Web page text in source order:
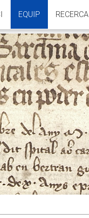
EQUIP RECERCA